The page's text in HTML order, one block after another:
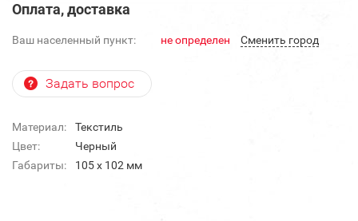
Оплата, доставка
Ваш населенный пункт: не определен Cменить город
Задать вопрос
Материал:
Текстиль
Цвет:
Черный
Габариты:
105 x 102 мм